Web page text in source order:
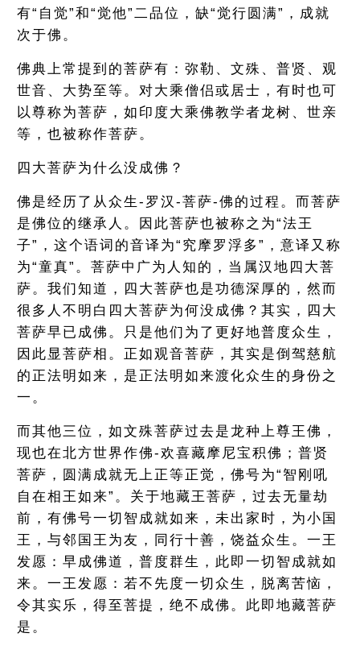
有“自觉”和“觉他”二品位，缺“觉行圆满”，成就
次于佛。
佛典上常提到的菩萨有：弥勒、文殊、普贤、观
世音、大势至等。对大乘僧侣或居士，有时也可
以尊称为菩萨，如印度大乘佛教学者龙树、世亲
等，也被称作菩萨。
四大菩萨为什么没成佛？
佛是经历了从众生-罗汉-菩萨-佛的过程。而菩萨
是佛位的继承人。因此菩萨也被称之为“法王
子”，这个语词的音译为“究摩罗浮多”，意译又称
为“童真”。菩萨中广为人知的，当属汉地四大菩
萨。我们知道，四大菩萨也是功德深厚的，然而
很多人不明白四大菩萨为何没成佛？其实，四大
菩萨早已成佛。只是他们为了更好地普度众生，
因此显菩萨相。正如观音菩萨，其实是倒驾慈航
的正法明如来，是正法明如来渡化众生的身份之
一。
而其他三位，如文殊菩萨过去是龙种上尊王佛，
现也在北方世界作佛-欢喜藏摩尼宝积佛；普贤
菩萨，圆满成就无上正等正觉，佛号为“智刚吼
自在相王如来”。关于地藏王菩萨，过去无量劫
前，有佛号一切智成就如来，未出家时，为小国
王，与邻国王为友，同行十善，饶益众生。一王
发愿：早成佛道，普度群生，此即一切智成就如
来。一王发愿：若不先度一切众生，脱离苦恼，
令其实乐，得至菩提，绝不成佛。此即地藏菩萨
是。